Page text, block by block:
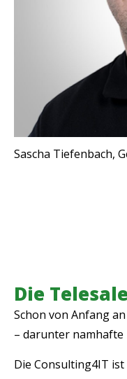
Sascha Tiefenbach,
Die
Schon von Anfang
– darunter namhafte
Die Consulting4IT